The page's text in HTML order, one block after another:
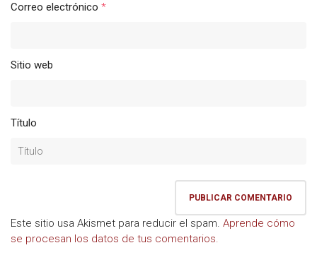
Correo electrónico *
Sitio web
Título
Este sitio usa Akismet para reducir el spam. Aprende cómo
se procesan los datos de tus comentarios.